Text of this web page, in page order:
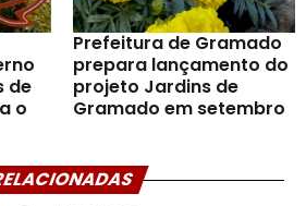
de
o
Prefeitura de Gramado
prepara lançamento do
projeto Jardins de
Gramado em setembro